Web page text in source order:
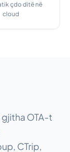
çdo ditë në
cloud
OTA-t
CTrip,